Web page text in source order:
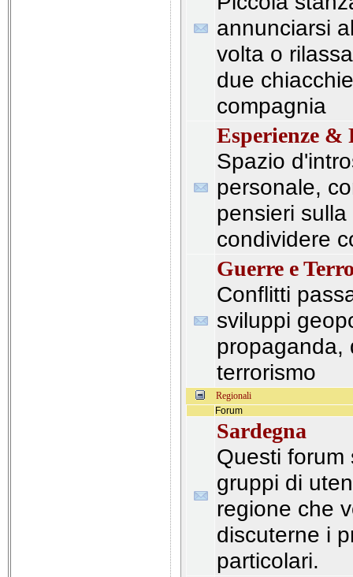
annunciarsi
volta o
due
compagnia
Esperienze &
Spazio
personale,
pensieri
condividere
Guerre e
Conflitti
sviluppi
propaganda,
terrorismo
Regionali
Forum
Sardegna
Questi forum
gruppi di
regione che
discuterne i
particolari.